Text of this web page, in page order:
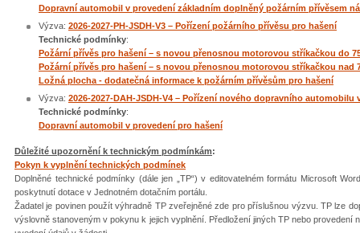
Dopravní automobil v provedení základním doplněný požárním přívěsem
Výzva: 2026-2027-PH-JSDH-V3 – Pořízení požárního přívěsu pro hašení
Technické podmínky:
Požární přívěs pro hašení – s novou přenosnou motorovou stříkačkou do
Požární přívěs pro hašení – s novou přenosnou motorovou stříkačkou nad
Ložná plocha - dodatečná informace k požárním přívěsům pro hašení
Výzva: 2026-2027-DAH-JSDH-V4 – Pořízení nového dopravního automobilu
Technické podmínky:
Dopravní automobil v provedení pro hašení
Důležité upozornění k technickým podmínkám:
Pokyn k vyplnění technických podmínek
Doplněné technické podmínky (dále jen „TP“) v editovatelném formátu Microsoft
poskytnutí dotace v Jednotném dotačním portálu.
Žadatel je povinen použít výhradně TP zveřejněné zde pro příslušnou výzvu. TP lze
výslovně stanoveným v pokynu k jejich vyplnění. Předložení jiných TP nebo provedení